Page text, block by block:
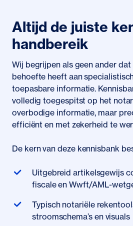
Altijd de juiste
handbereik
Wij begrijpen als geen ander
behoefte heeft aan
toepasbare informatie.
volledig toegespitst op het
overbodige informatie, maar
efficiënt en met zekerheid te
De kern van deze kennisbank
Uitgebreid artikelsgewijs
fiscale en Wwft/AML-
Typisch notariële
stroomschema’s en visuals